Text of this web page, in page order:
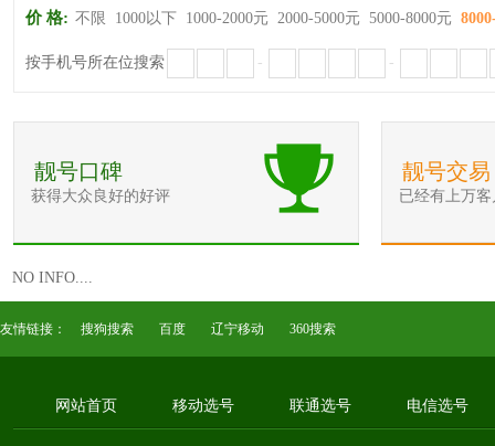
价 格: 不限 1000以下 1000-2000元 2000-5000元 5000-8000元
按手机号所在位搜索 - -
靓号口碑
获得大众良好的好评
靓号交易
已经有上万
NO INFO....
友情链接： 搜狗搜索 百度 辽宁移动 360搜索
网站首页 移动选号 联通选号 电信选号